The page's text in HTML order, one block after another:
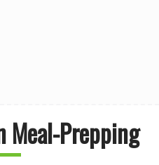
Meal-Prepping